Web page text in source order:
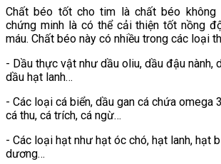
Chất béo tốt cho tim là chất béo không
chứng minh là có thể cải thiện tốt nồng
máu. Chất béo này có nhiều trong các loại
- Dầu thực vật như dầu oliu, dầu đậu nành,
dầu hạt lanh…
- Các loại cá biển, dầu gan cá chứa omega
cá thu, cá trích, cá ngừ…
- Các loại hạt như hạt óc chó, hạt lanh, hạt
dương…